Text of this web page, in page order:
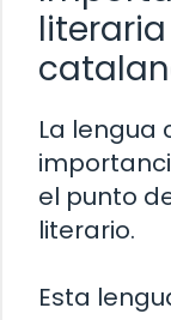
La lengua
el punto
literario.
Esta